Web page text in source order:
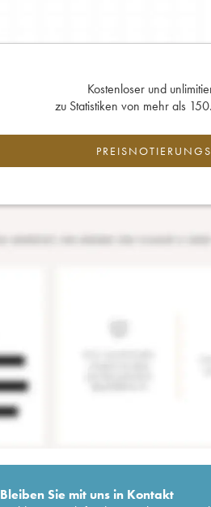
Kostenloser und
zu Statistiken von mehr als
Bleiben Sie mit uns in Kontakt